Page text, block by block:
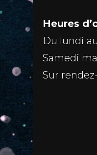
Heures
Du lundi
Samedi
Sur